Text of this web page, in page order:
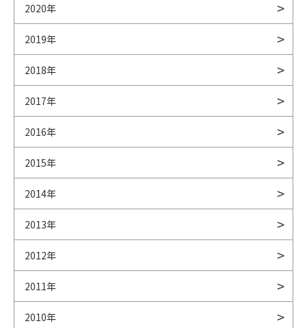
2020年
2019年
2018年
2017年
2016年
2015年
2014年
2013年
2012年
2011年
2010年